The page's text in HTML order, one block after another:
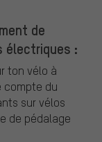
de
électriques :
ton vélo à
compte du
sur vélos
de pédalage